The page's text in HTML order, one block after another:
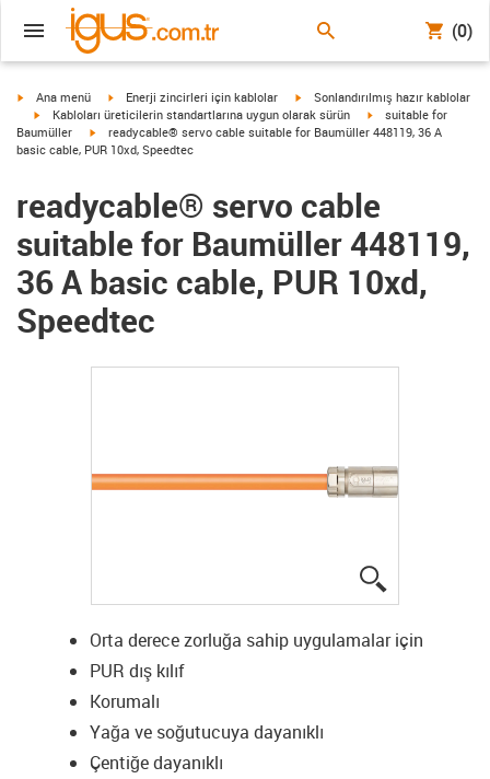
(0)
igus-icon-arrow-right
Ana menü igus-icon-arrow-right
Enerji zincirleri için kablolar igus-icon-arrow-right
Sonlandırılmış hazır kablolar
igus-icon-arrow-right
Kabloları üreticilerin standartlarına uygun olarak sürün igus-icon-arrow-right
suitable for
Baumüller
igus-icon-arrow-right
readycable® servo cable suitable for Baumüller 448119, 36 A
basic cable, PUR 10xd, Speedtec
readycable® servo cable
suitable for Baumüller 448119,
36 A basic cable, PUR 10xd,
Speedtec
Orta derece zorluğa sahip uygulamalar için
PUR dış kılıf
Korumalı
Yağa ve soğutucuya dayanıklı
Çentiğe dayanıklı